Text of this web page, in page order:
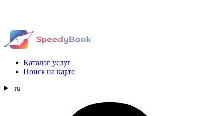
Каталог услуг
Поиск на карте
ru